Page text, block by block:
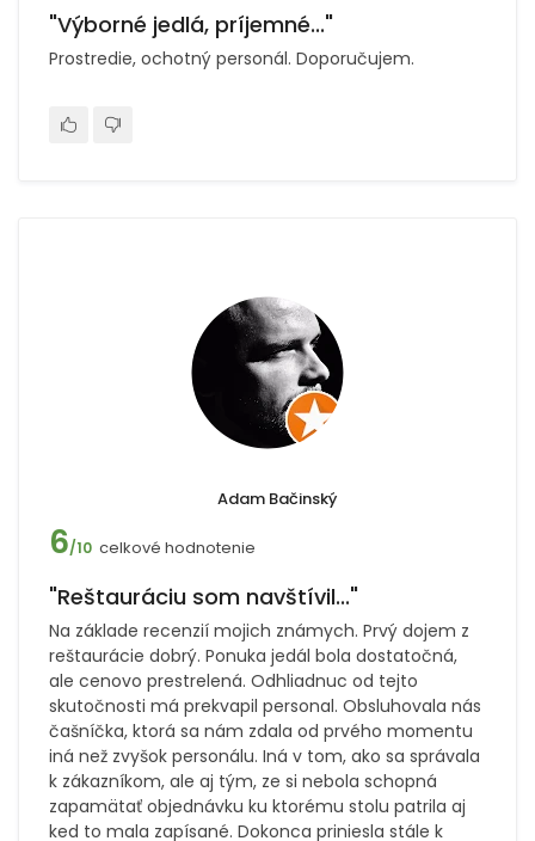
"Výborné jedlá, príjemné..."
Prostredie, ochotný personál. Doporučujem.
Adam Bačinský
6/10 celkové hodnotenie
"Reštauráciu som navštívil..."
Na základe recenzií mojich známych. Prvý dojem z
reštaurácie dobrý. Ponuka jedál bola dostatočná,
ale cenovo prestrelená. Odhliadnuc od tejto
skutočnosti má prekvapil personal. Obsluhovala nás
čašníčka, ktorá sa nám zdala od prvého momentu
iná než zvyšok personálu. Iná v tom, ako sa správala
k zákazníkom, ale aj tým, ze si nebola schopná
zapamätať objednávku ku ktorému stolu patrila aj
ked to mala zapísané. Dokonca priniesla stále k